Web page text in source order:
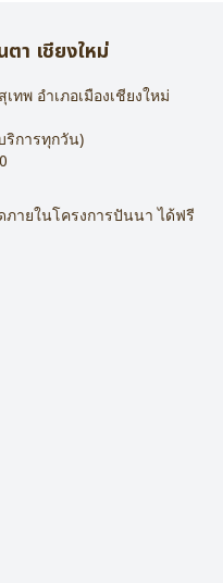
า เชียงใหม่
ทพ อำเภอเมืองเชียงใหม่
ริการทุกวัน)
ายในโครงการปันนา ได้ฟรี